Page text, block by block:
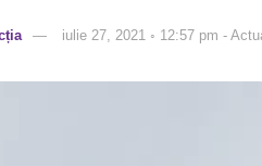
iulie 27, 2021 ◦ 12:57 pm -